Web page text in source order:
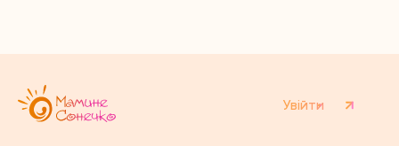
Увійти